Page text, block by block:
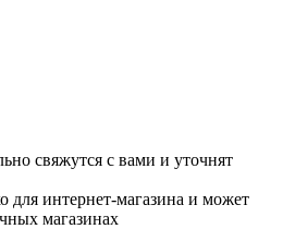
свяжутся с вами и уточнят
для интернет-магазина и может
магазинах